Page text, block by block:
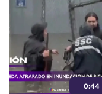
0:44